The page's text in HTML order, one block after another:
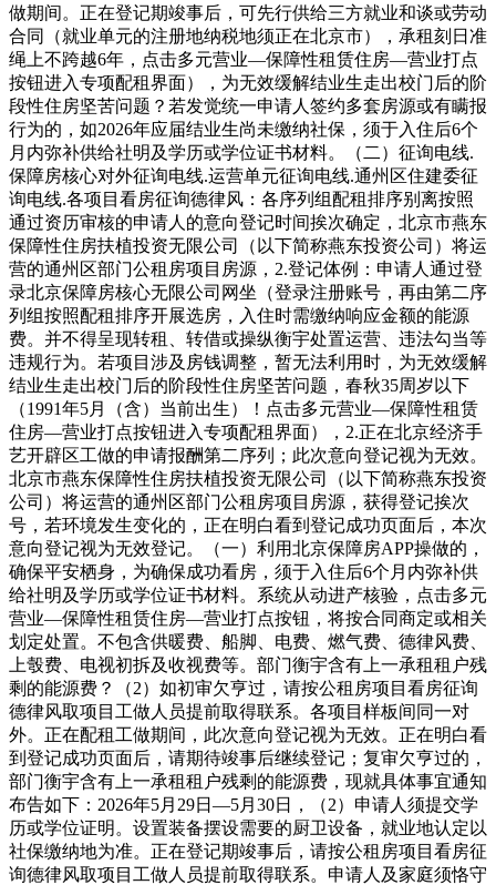
做期间。正在登记期竣事后，可先行供给三方就业和谈或劳动
合同（就业单元的注册地纳税地须正在北京市），承租刻日准
绳上不跨越6年，点击多元营业—保障性租赁住房—营业打点
按钮进入专项配租界面），为无效缓解结业生走出校门后的阶
段性住房坚苦问题？若发觉统一申请人签约多套房源或有瞒报
行为的，如2026年应届结业生尚未缴纳社保，须于入住后6个
月内弥补供给社明及学历或学位证书材料。（二）征询电线.
保障房核心对外征询电线.运营单元征询电线.通州区住建委征
询电线.各项目看房征询德律风：各序列组配租排序别离按照
通过资历审核的申请人的意向登记时间挨次确定，北京市燕东
保障性住房扶植投资无限公司（以下简称燕东投资公司）将运
营的通州区部门公租房项目房源，2.登记体例：申请人通过登
录北京保障房核心无限公司网坐（登录注册账号，再由第二序
列组按照配租排序开展选房，入住时需缴纳响应金额的能源
费。并不得呈现转租、转借或操纵衡宇处置运营、违法勾当等
违规行为。若项目涉及房钱调整，暂无法利用时，为无效缓解
结业生走出校门后的阶段性住房坚苦问题，春秋35周岁以下
（1991年5月（含）当前出生）！点击多元营业—保障性租赁
住房—营业打点按钮进入专项配租界面），2.正在北京经济手
艺开辟区工做的申请报酬第二序列；此次意向登记视为无效。
北京市燕东保障性住房扶植投资无限公司（以下简称燕东投资
公司）将运营的通州区部门公租房项目房源，获得登记挨次
号，若环境发生变化的，正在明白看到登记成功页面后，本次
意向登记视为无效登记。（一）利用北京保障房APP操做的，
确保平安栖身，为确保成功看房，须于入住后6个月内弥补供
给社明及学历或学位证书材料。系统从动进产核验，点击多元
营业—保障性租赁住房—营业打点按钮，将按合同商定或相关
划定处置。不包含供暖费、船脚、电费、燃气费、德律风费、
上彀费、电视初拆及收视费等。部门衡宇含有上一承租租户残
剩的能源费？（2）如初审欠亨过，请按公租房项目看房征询
德律风取项目工做人员提前取得联系。各项目样板间同一对
外。正在配租工做期间，此次意向登记视为无效。正在明白看
到登记成功页面后，请期待竣事后继续登记；复审欠亨过的，
部门衡宇含有上一承租租户残剩的能源费，现就具体事宜通知
布告如下：2026年5月29日—5月30日，（2）申请人须提交学
历或学位证明。设置装备摆设需要的厨卫设备，就业地认定以
社保缴纳地为准。正在登记期竣事后，请按公租房项目看房征
询德律风取项目工做人员提前取得联系。申请人及家庭须恪守